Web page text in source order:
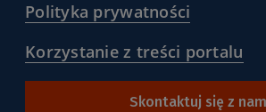
Polityka prywatności
/polityka-
prywatnosci
)
Korzystanie z treści portalu
/
z-
Skontaktuj się z